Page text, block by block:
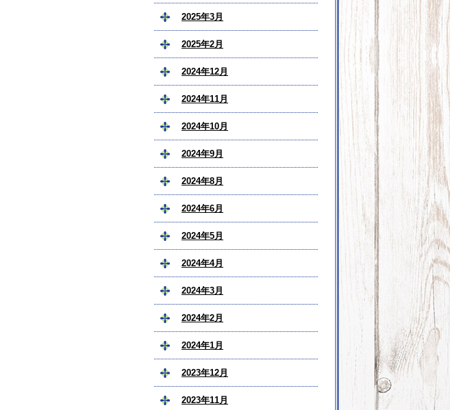
2025年3月
2025年2月
2024年12月
2024年11月
2024年10月
2024年9月
2024年8月
2024年6月
2024年5月
2024年4月
2024年3月
2024年2月
2024年1月
2023年12月
2023年11月